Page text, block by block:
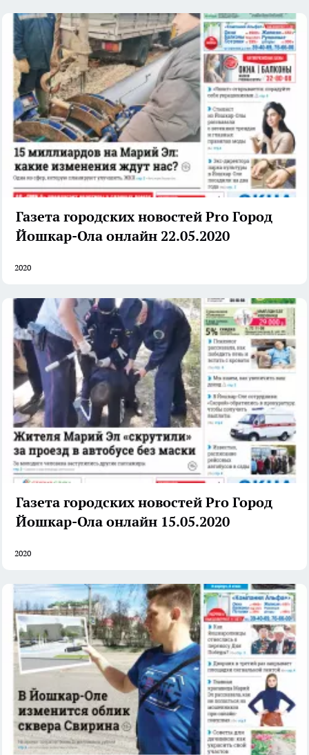
Газета городских новостей Pro Город
Йошкар-Ола онлайн 22.05.2020
2020
Газета городских новостей Pro Город
Йошкар-Ола онлайн 15.05.2020
2020